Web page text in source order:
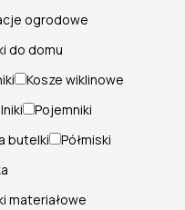
ogrodowe
do domu
Kosze wiklinowe
Pojemniki
butelki
Półmiski
materiałowe